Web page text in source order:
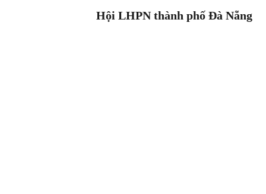
Hội LHPN thành phố Đà Nẵng